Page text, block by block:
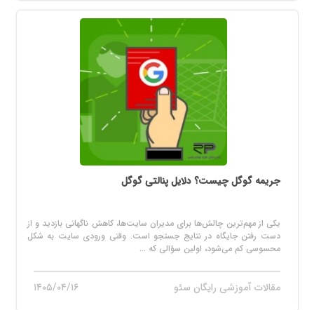
جریمه گوگل چیست؟ دلایل پنالتی گوگل
یکی از مهم‌ترین چالش‌ها برای مدیران سایت‌ها، کاهش ناگهانی بازدید و از
دست رفتن جایگاه در نتایج جستجو است. وقتی ورودی سایت به شکل
محسوسی کم می‌شود، اولین سؤالی که ...
مقالات آموزشی رایگان سئو ۱۴۰۵/۰۴/۱۶